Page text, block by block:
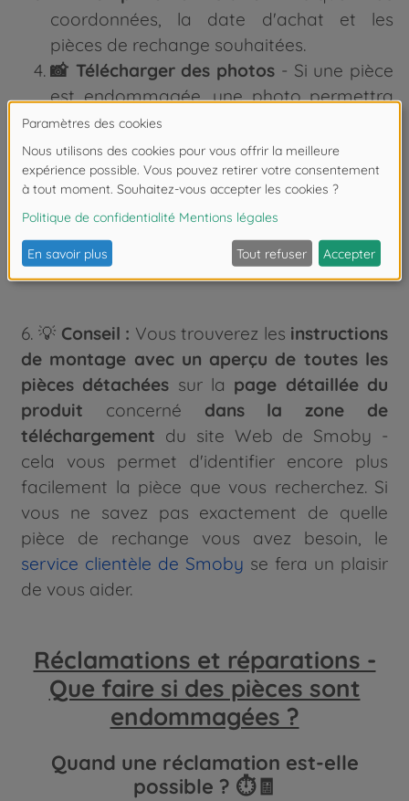
coordonnées, la date d'achat et les
pièces de rechange souhaitées.
📸 Télécharger des photos - Si une pièce
est endommagée, une photo permettra
de traiter la demande plus rapidement.
✅⏱️ Send demande et attendez le retour
d'information- Le service client de
Smoby reviendra vers vous dans les plus
brefs délais pour vous proposer une
solution.
6. 💡 Conseil : Vous trouverez les instructions
de montage avec un aperçu de toutes les
pièces détachées sur la page détaillée du
produit concerné dans la zone de
téléchargement du site Web de Smoby -
cela vous permet d'identifier encore plus
facilement la pièce que vous recherchez. Si
vous ne savez pas exactement de quelle
pièce de rechange vous avez besoin, le
service clientèle de Smoby se fera un plaisir
de vous aider.
Réclamations et réparations -
Que faire si des pièces sont
endommagées ?
Quand une réclamation est-elle
possible ? ⏱️🧾